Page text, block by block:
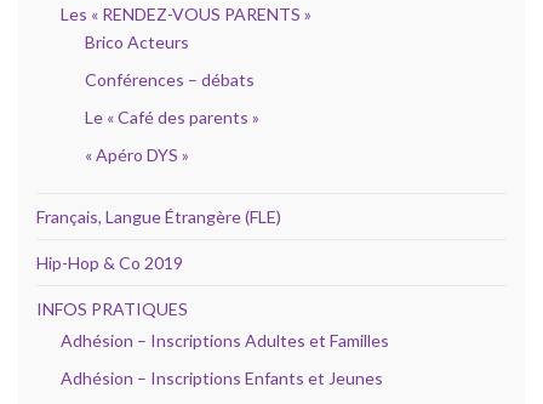
Les « RENDEZ-VOUS PARENTS »
Brico Acteurs
Conférences – débats
Le « Café des parents »
« Apéro DYS »
Français, Langue Étrangère (FLE)
Hip-Hop & Co 2019
INFOS PRATIQUES
Adhésion – Inscriptions Adultes et Familles
Adhésion – Inscriptions Enfants et Jeunes